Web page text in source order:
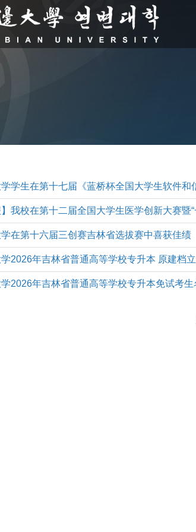
学生在第十七届《蓝桥杯全国大学生软件
】我校在第十二届全国大学生医学创新大赛
在第十六届三创赛吉林省选拔赛中喜获佳绩
2026年吉林省普通高等学校专升本 原建档
2026年吉林省普通高等学校专升本免试考生